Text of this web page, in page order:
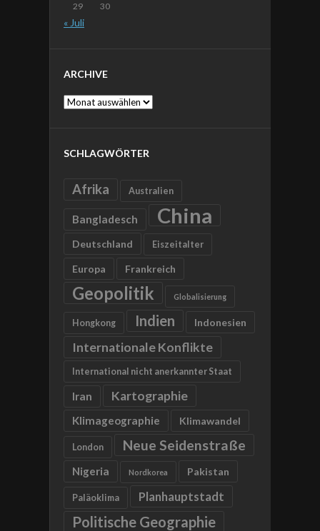
29
30
« Juli
ARCHIVE
Archive
SCHLAGWÖRTER
Afrika Australien
Bangladesch China
Deutschland Eiszeitalter
Europa Frankreich
Geopolitik Globalisierung
Hongkong Indien Indonesien
Internationale Konflikte
International nicht anerkannter Staat
Iran Kartographie
Klimageographie Klimawandel
London Neue Seidenstraße
Nigeria Nordkorea Pakistan
Paläoklima Planhauptstadt
Politische Geographie